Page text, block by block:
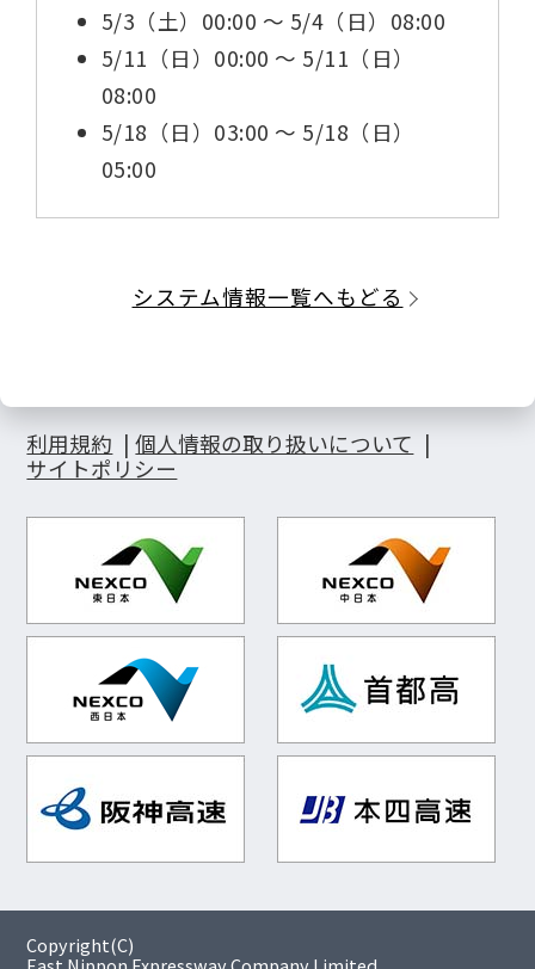
5/3（土）00:00 ～ 5/4（日）08:00
5/11（日）00:00 ～ 5/11（日）
08:00
5/18（日）03:00 ～ 5/18（日）
05:00
システム情報一覧へもどる
利用規約
個人情報の取り扱いについて
サイトポリシー
Copyright(C)